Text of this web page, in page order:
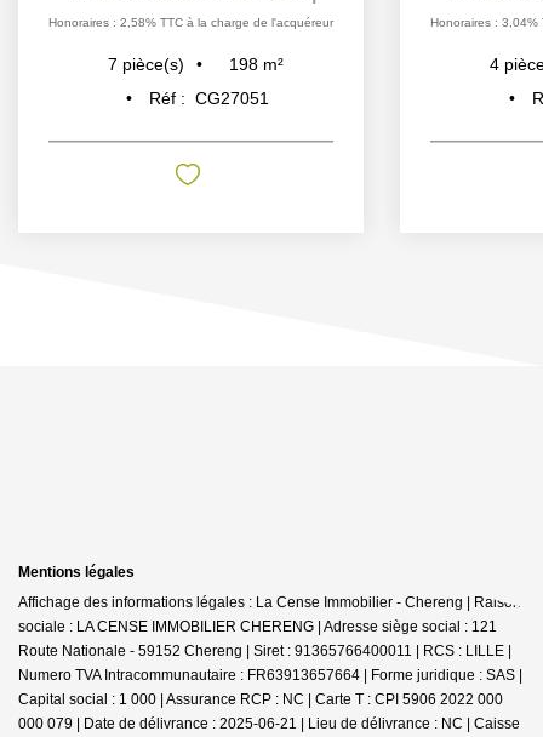
Honoraires : 2,58% TTC à la charge de l'acquéreur
7 pièce(s) 198 m²
Réf : CG27051
Honoraires : 3,04%
4
Mentions légales
Affichage des informations légales : La Cense Immobilier - Chereng | Raison
sociale : LA CENSE IMMOBILIER CHERENG | Adresse siège social : 121
Route Nationale - 59152 Chereng | Siret : 91365766400011 | RCS : LILLE |
Numero TVA Intracommunautaire : FR63913657664 | Forme juridique : SAS |
Capital social : 1 000 | Assurance RCP : NC | Carte T : CPI 5906 2022 000
000 079 | Date de délivrance : 2025-06-21 | Lieu de délivrance : NC | Caisse